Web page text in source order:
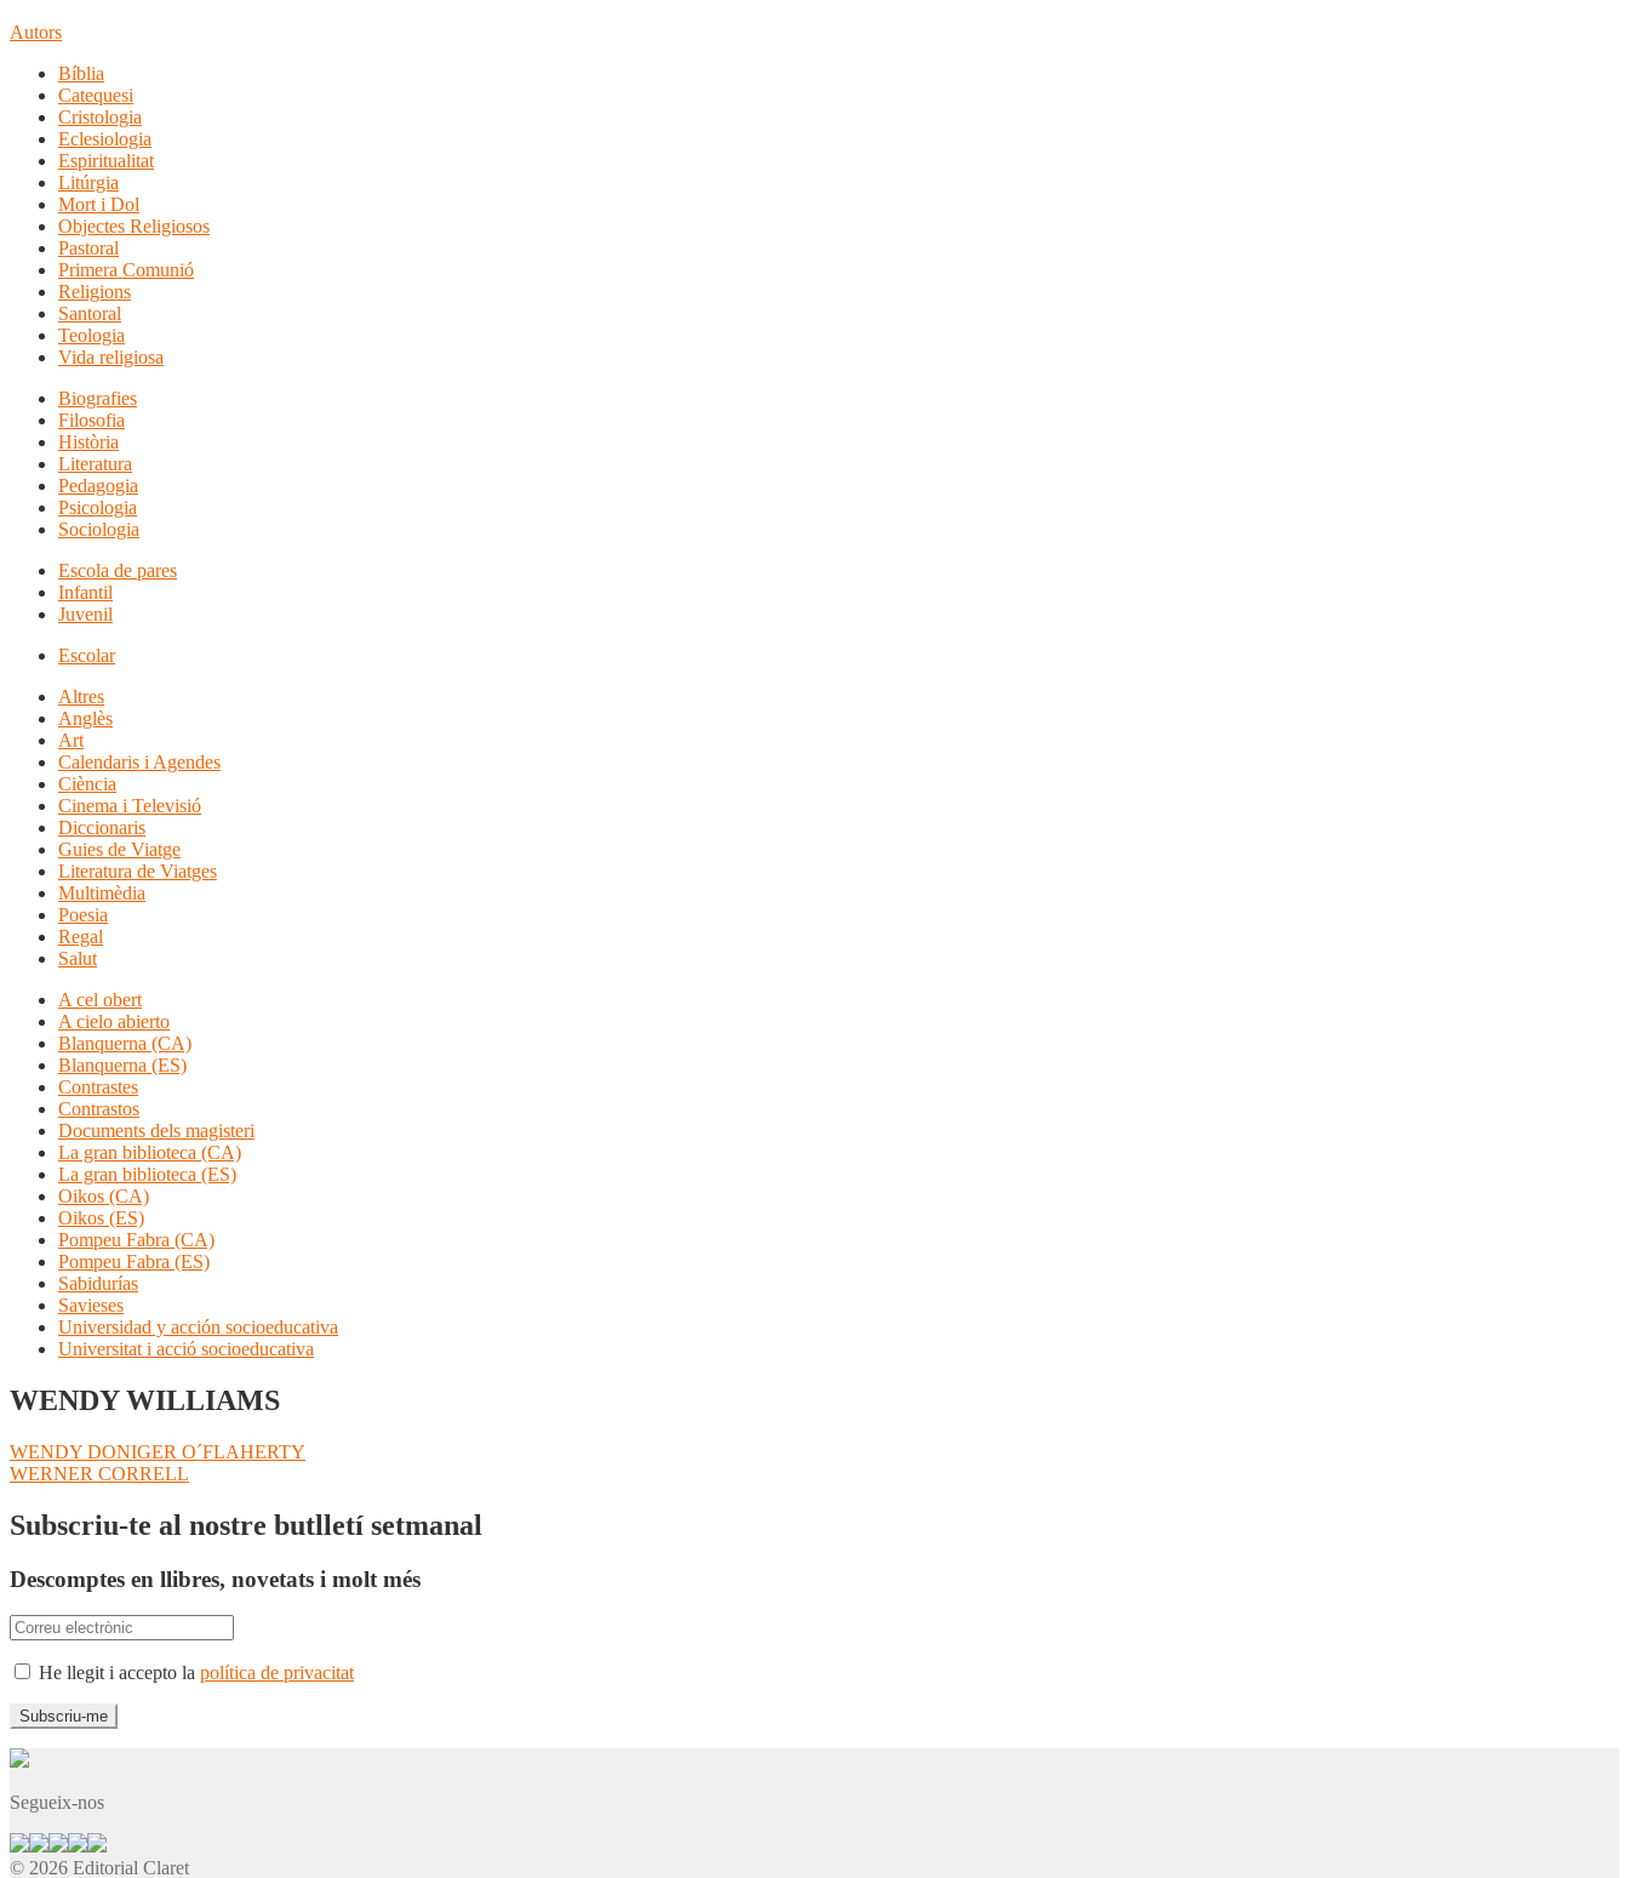
Autors
Bíblia
Catequesi
Cristologia
Eclesiologia
Espiritualitat
Litúrgia
Mort i Dol
Objectes Religiosos
Pastoral
Primera Comunió
Religions
Santoral
Teologia
Vida religiosa
Biografies
Filosofia
Història
Literatura
Pedagogia
Psicologia
Sociologia
Escola de pares
Infantil
Juvenil
Escolar
Altres
Anglès
Art
Calendaris i Agendes
Ciència
Cinema i Televisió
Diccionaris
Guies de Viatge
Literatura de Viatges
Multimèdia
Poesia
Regal
Salut
A cel obert
A cielo abierto
Blanquerna (CA)
Blanquerna (ES)
Contrastes
Contrastos
Documents dels magisteri
La gran biblioteca (CA)
La gran biblioteca (ES)
Oikos (CA)
Oikos (ES)
Pompeu Fabra (CA)
Pompeu Fabra (ES)
Sabidurías
Savieses
Universidad y acción socioeducativa
Universitat i acció socioeducativa
WENDY WILLIAMS
Navegació
d'entrades
Entrada
anterior:
WENDY DONIGER O´FLAHERTY
Pròxima
WERNER CORRELL
Subscriu-te al nostre butlletí setmanal
Descomptes en llibres, novetats i molt més
He llegit i accepto la política de privacitat
Segueix-nos
© 2026 Editorial Claret